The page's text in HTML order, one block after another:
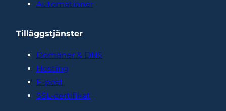
Automationer
Tilläggstjänster
Domäner & DNS
Hosting
E-post
SSL-certifikat